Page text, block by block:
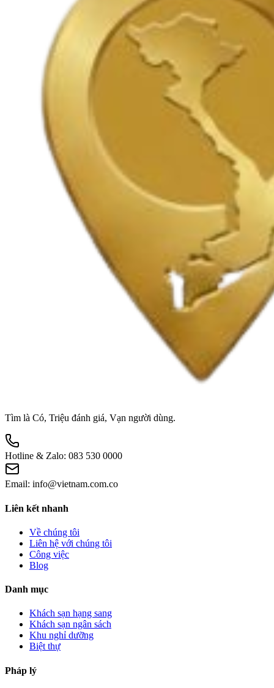
Tìm là Có, Triệu đánh giá, Vạn người dùng.
Hotline & Zalo: 083 530 0000
Email: info@vietnam.com.co
Liên kết nhanh
Về chúng tôi
Liên hệ với chúng tôi
Công việc
Blog
Danh mục
Khách sạn hạng sang
Khách sạn ngân sách
Khu nghỉ dưỡng
Biệt thự
Pháp lý